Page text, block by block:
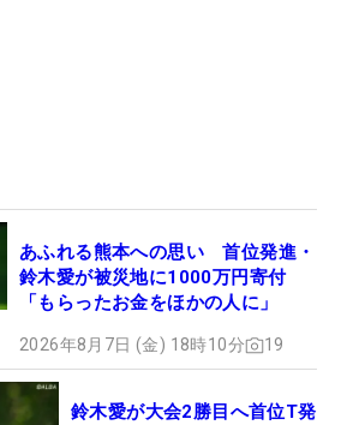
あふれる熊本への思い 首位発進・
鈴木愛が被災地に1000万円寄付
「もらったお金をほかの人に」
2026年8月7日 (金) 18時10分 19
鈴木愛が大会2勝目へ首位T発